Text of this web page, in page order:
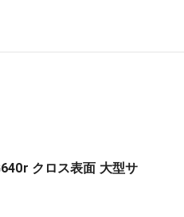
クロス表面 大型サ